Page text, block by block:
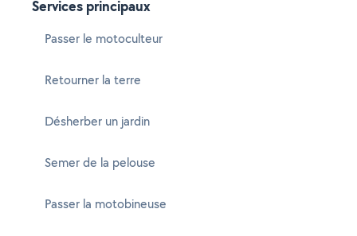
Services principaux
Passer le motoculteur
Retourner la terre
Désherber un jardin
Semer de la pelouse
Passer la motobineuse